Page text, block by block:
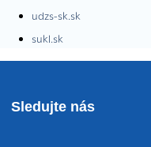
udzs-sk.sk
sukl.sk
Sledujte nás